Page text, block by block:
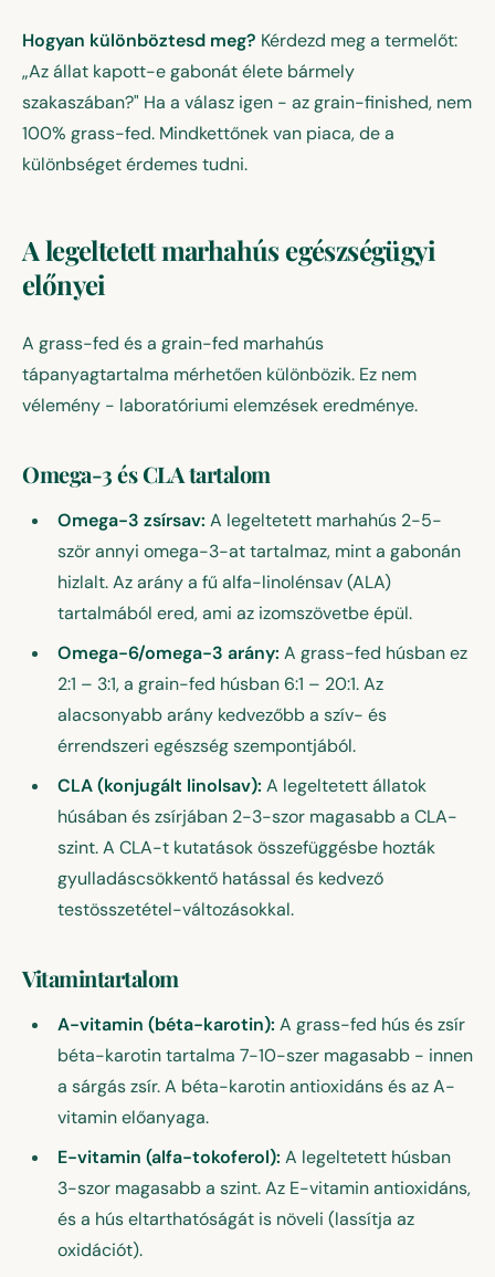
Hogyan különböztesd meg? Kérdezd meg a termelőt:
„Az állat kapott-e gabonát élete bármely
szakaszában?" Ha a válasz igen - az grain-finished, nem
100% grass-fed. Mindkettőnek van piaca, de a
különbséget érdemes tudni.
A legeltetett marhahús egészségügyi
előnyei
A grass-fed és a grain-fed marhahús
tápanyagtartalma mérhetően különbözik. Ez nem
vélemény - laboratóriumi elemzések eredménye.
Omega-3 és CLA tartalom
Omega-3 zsírsav: A legeltetett marhahús 2-5-
ször annyi omega-3-at tartalmaz, mint a gabonán
hizlalt. Az arány a fű alfa-linolénsav (ALA)
tartalmából ered, ami az izomszövetbe épül.
Omega-6/omega-3 arány: A grass-fed húsban ez
2:1 – 3:1, a grain-fed húsban 6:1 – 20:1. Az
alacsonyabb arány kedvezőbb a szív- és
érrendszeri egészség szempontjából.
CLA (konjugált linolsav): A legeltetett állatok
húsában és zsírjában 2-3-szor magasabb a CLA-
szint. A CLA-t kutatások összefüggésbe hozták
gyulladáscsökkentő hatással és kedvező
testösszetétel-változásokkal.
Vitamintartalom
A-vitamin (béta-karotin): A grass-fed hús és zsír
béta-karotin tartalma 7-10-szer magasabb - innen
a sárgás zsír. A béta-karotin antioxidáns és az A-
vitamin előanyaga.
E-vitamin (alfa-tokoferol): A legeltetett húsban
3-szor magasabb a szint. Az E-vitamin antioxidáns,
és a hús eltarthatóságát is növeli (lassítja az
oxidációt).